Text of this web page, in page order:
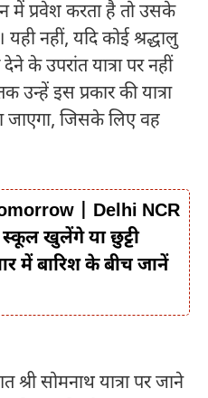
में प्रवेश करता है तो उसके
नहीं, यदि कोई श्रद्धालु
के उपरांत यात्रा पर नहीं
इस प्रकार की यात्रा
जाएगा, जिसके लिए वह
| Delhi NCR
खुलेंगे या छुट्टी
में बारिश के बीच जानें
श्री सोमनाथ यात्रा पर जाने